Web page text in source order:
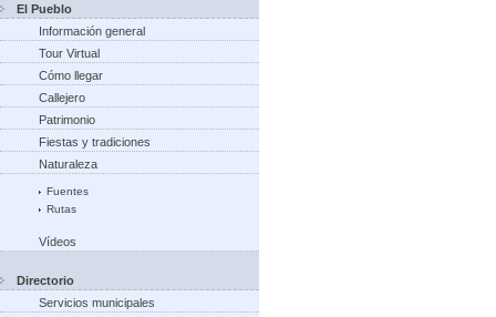
El Pueblo
Información general
Tour Virtual
Cómo llegar
Callejero
Patrimonio
Fiestas y tradiciones
Naturaleza
Fuentes
Rutas
Vídeos
Directorio
Servicios municipales